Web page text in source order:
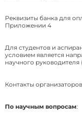
Реквизиты банка для
Приложении 4
Для студентов и
условием является
научного
Контакты организаторов
По научным вопросам: